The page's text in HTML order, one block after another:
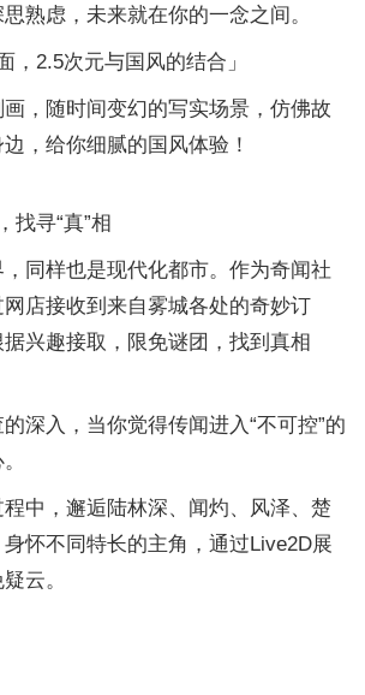
熟虑，未来就在你的一念之间。
2.5次元与国风的结合」
随时间变幻的写实场景，仿佛故
，给你细腻的国风体验！
寻“真”相
样也是现代化都市。作为奇闻社
店接收到来自雾城各处的奇妙订
兴趣接取，限免谜团，找到真相
入，当你觉得传闻进入“不可控”的
，邂逅陆林深、闻灼、风泽、楚
怀不同特长的主角，通过Live2D展
云。